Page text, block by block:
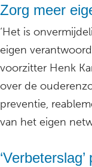
Zorg meer
‘Het is
eigen
voorzitter Henk
over de
preventie,
van het eigen